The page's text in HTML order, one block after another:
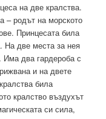
на две кралства.
– родът на морското
Принцесата била
На две места за нея
Има два гардероба с
и на двете
била
кралство въздухът
си сила,